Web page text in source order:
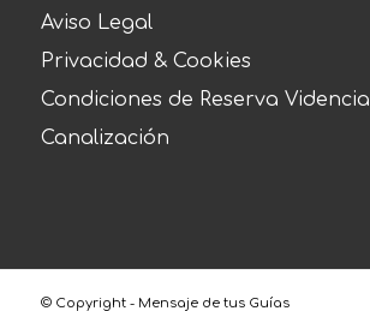
Aviso Legal
Privacidad & Cookies
Condiciones de Reserva Videncia
Canalización
© Copyright - Mensaje de tus Guías